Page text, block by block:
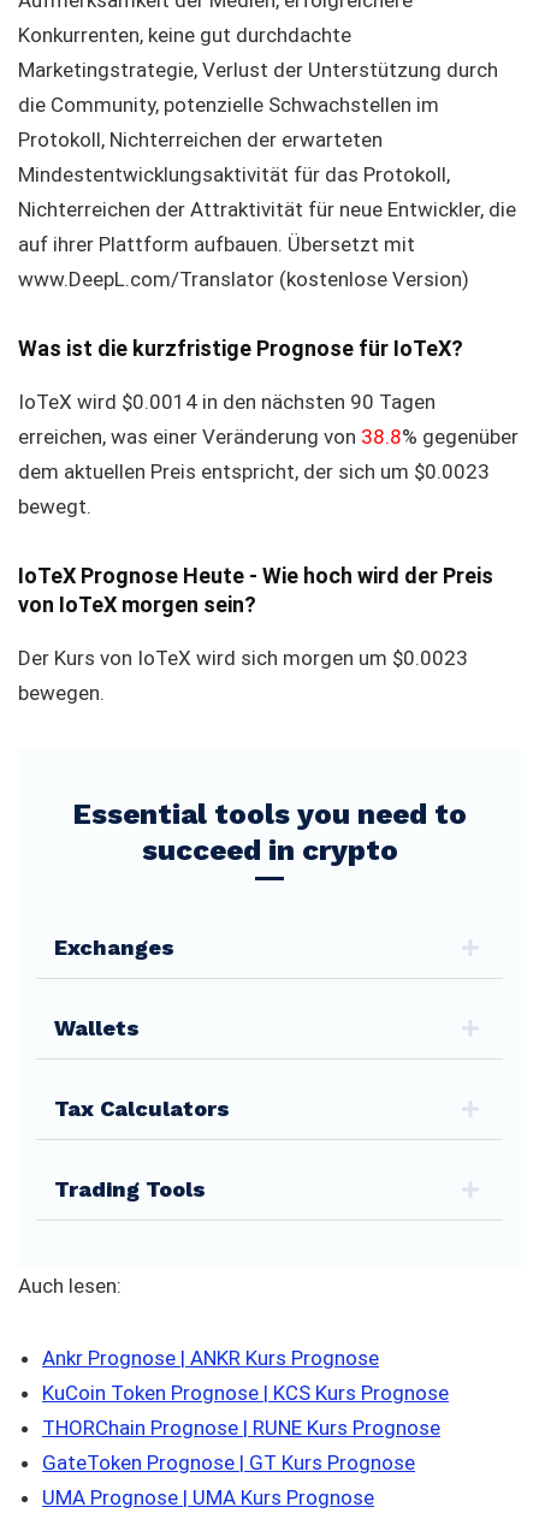
Konkurrenten, keine gut durchdachte
Marketingstrategie, Verlust der Unterstützung durch
die Community, potenzielle Schwachstellen im
Protokoll, Nichterreichen der erwarteten
Mindestentwicklungsaktivität für das Protokoll,
Nichterreichen der Attraktivität für neue Entwickler, die
auf ihrer Plattform aufbauen. Übersetzt mit
www.DeepL.com/Translator (kostenlose Version)
Was ist die kurzfristige Prognose für IoTeX?
IoTeX wird $0.0014 in den nächsten 90 Tagen
erreichen, was einer Veränderung von 38.8% gegenüber
dem aktuellen Preis entspricht, der sich um $0.0023
bewegt.
IoTeX Prognose Heute - Wie hoch wird der Preis
von IoTeX morgen sein?
Der Kurs von IoTeX wird sich morgen um $0.0023
bewegen.
Essential tools you need to
succeed in crypto
Exchanges
Wallets
Tax Calculators
Trading Tools
Auch lesen:
Ankr Prognose | ANKR Kurs Prognose
KuCoin Token Prognose | KCS Kurs Prognose
THORChain Prognose | RUNE Kurs Prognose
GateToken Prognose | GT Kurs Prognose
UMA Prognose | UMA Kurs Prognose